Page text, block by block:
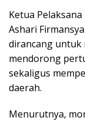
Ketua
Ashari
dirancang untuk
mendorong
sekaligus
daerah.
Menurutnya,